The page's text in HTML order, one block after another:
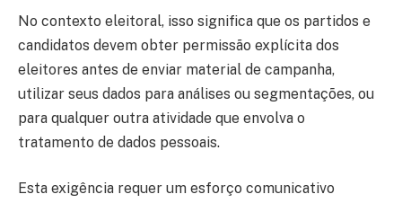
No contexto eleitoral, isso significa que os partidos e
candidatos devem obter permissão explícita dos
eleitores antes de enviar material de campanha,
utilizar seus dados para análises ou segmentações, ou
para qualquer outra atividade que envolva o
tratamento de dados pessoais.
Esta exigência requer um esforço comunicativo